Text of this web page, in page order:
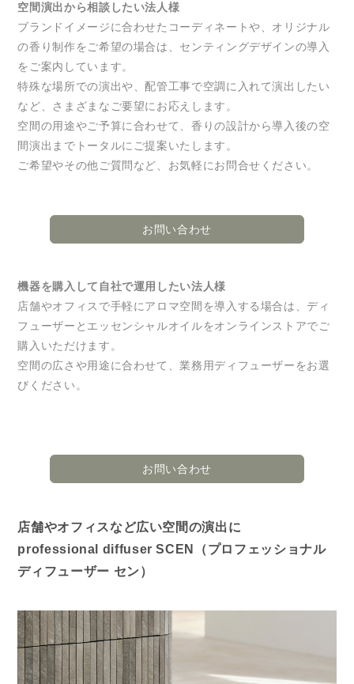
空間演出から相談したい法人様
ブランドイメージに合わせたコーディネートや、オリジナル
の香り制作をご希望の場合は、センティングデザインの導入
をご案内しています。
特殊な場所での演出や、配管工事で空調に入れて演出したい
など、さまざまなご要望にお応えします。
空間の用途やご予算に合わせて、香りの設計から導入後の空
間演出までトータルにご提案いたします。
ご希望やその他ご質問など、お気軽にお問合せください。
お問い合わせ
機器を購入して自社で運用したい法人様
店舗やオフィスで手軽にアロマ空間を導入する場合は、ディ
フューザーとエッセンシャルオイルをオンラインストアでご
購入いただけます。
空間の広さや用途に合わせて、業務用ディフューザーをお選
びください。
お問い合わせ
店舗やオフィスなど広い空間の演出に
professional diffuser SCEN（プロフェッショナル
ディフューザー セン）